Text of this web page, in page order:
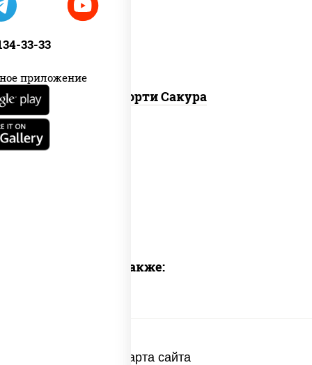
33-33
приложение
Ассорти Сакура
Предлагаем также:
Карта сайта